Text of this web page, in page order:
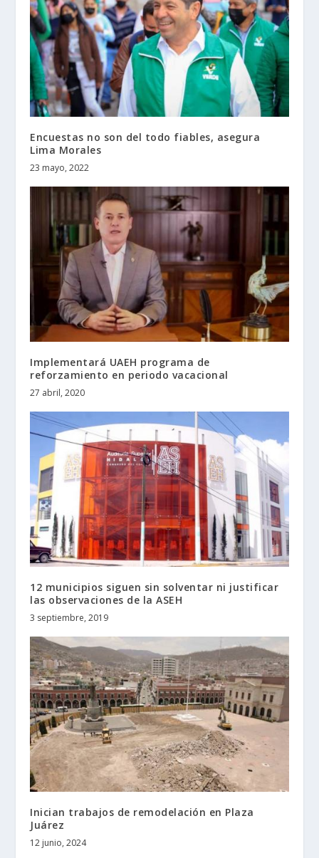
Encuestas no son del todo fiables, asegura
Lima Morales
23 mayo, 2022
Implementará UAEH programa de
reforzamiento en periodo vacacional
27 abril, 2020
12 municipios siguen sin solventar ni justificar
las observaciones de la ASEH
3 septiembre, 2019
Inician trabajos de remodelación en Plaza
Juárez
12 junio, 2024